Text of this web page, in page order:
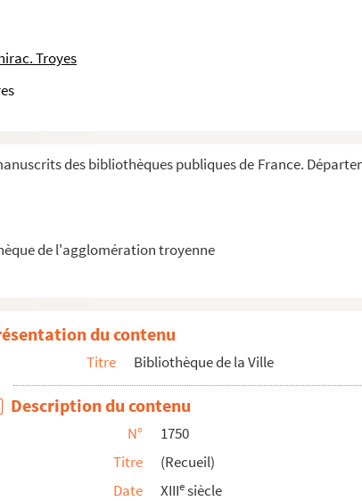
Troyes
des bibliothèques publiques de France.
de l'agglomération troyenne
veritatis
Sermonum (super hanc dietam)
libri XII)
ordine alphabetico)
in V libros distincta)
divisa per totum annum
Jacobi de Vitriaco
quæ uniuscujusque litteræ alphabeti allegorica ex...
du contenu
Titre Bibliothèque de la Ville
Description du contenu
N°
1750
Titre
(Recueil)
Date
XIIIesiècle